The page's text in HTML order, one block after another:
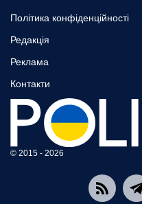
Політика конфіденційності
Редакція
Реклама
Контакти
© 2015 - 2026